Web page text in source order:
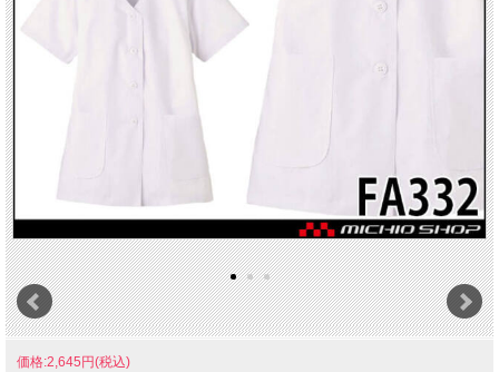
価格:2,645円(税込)